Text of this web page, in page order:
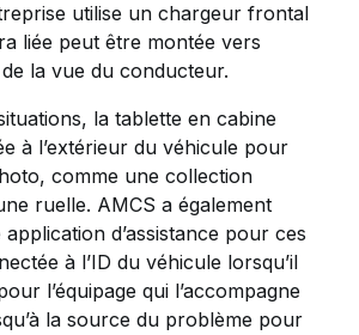
utilise un chargeur frontal
liée peut être montée vers
la vue du conducteur.
la tablette en cabine
à l’extérieur du véhicule pour
comme une collection
ruelle. AMCS a également
d’assistance pour ces
à l’ID du véhicule lorsqu’il
l’équipage qui l’accompagne
la source du problème pour